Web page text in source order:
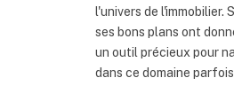
l'univers de l'immobilier.
ses bons plans ont
un outil précieux pour
dans ce domaine